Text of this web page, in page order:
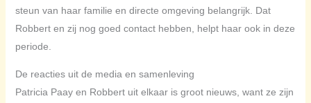
steun van haar familie en directe omgeving belangrijk. Dat
Robbert en zij nog goed contact hebben, helpt haar ook in deze
periode.
De reacties uit de media en samenleving
Patricia Paay en Robbert uit elkaar is groot nieuws, want ze zijn